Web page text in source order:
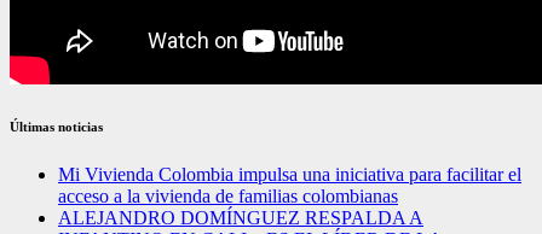
Últimas noticias
Mi Vivienda Colombia impulsa una iniciativa para facilitar el
acceso a la vivienda de familias colombianas
ALEJANDRO DOMÍNGUEZ RESPALDA A